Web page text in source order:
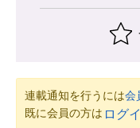
連載通知を行うには会
既に会員の方は ログ